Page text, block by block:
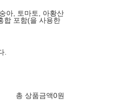
아, 토마토, 아황산
합 포함(을 사용한
.
총 상품금액0원